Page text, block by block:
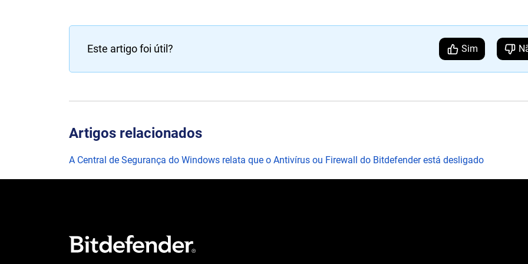
Este artigo foi útil? Sim
Artigos relacionados
A Central de Segurança do Windows relata que o Antivírus ou Firewall do Bitdefender está desligado